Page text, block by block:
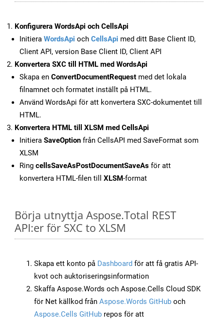
Konfigurera WordsApi och CellsApi
Initiera WordsApi och CellsApi med ditt Base Client ID,
Client API, version Base Client ID, Client API
Konvertera SXC till HTML med WordsApi
Skapa en ConvertDocumentRequest med det lokala
filnamnet och formatet inställt på HTML.
Använd WordsApi för att konvertera SXC-dokumentet till
HTML.
Konvertera HTML till XLSM med CellsApi
Initiera SaveOption från CellsAPI med SaveFormat som
XLSM
Ring cellsSaveAsPostDocumentSaveAs för att
konvertera HTML-filen till XLSM-format
Börja utnyttja Aspose.Total REST
API:er för SXC to XLSM
Skapa ett konto på Dashboard för att få gratis API-
kvot och auktoriseringsinformation
Skaffa Aspose.Words och Aspose.Cells Cloud SDK
för Net källkod från Aspose.Words GitHub och
Aspose.Cells GitHub repos för att